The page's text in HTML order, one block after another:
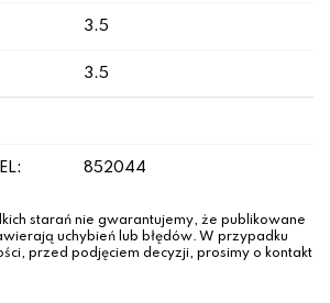
3.5
3.5
852044
starań nie gwarantujemy, że publikowane
uchybień lub błędów. W przypadku
przed podjęciem decyzji, prosimy o kontakt